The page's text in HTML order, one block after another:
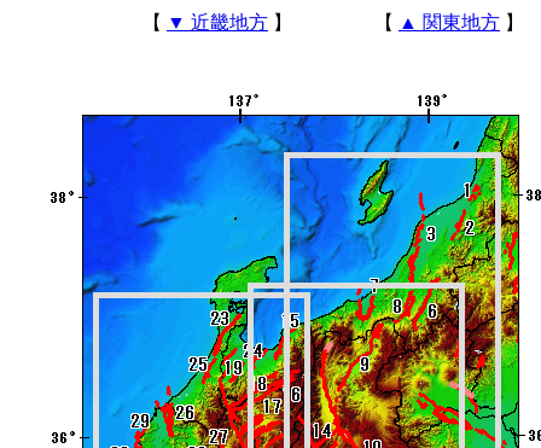
【 ▼ 近畿地方 】 【 ▲ 関東地方 】